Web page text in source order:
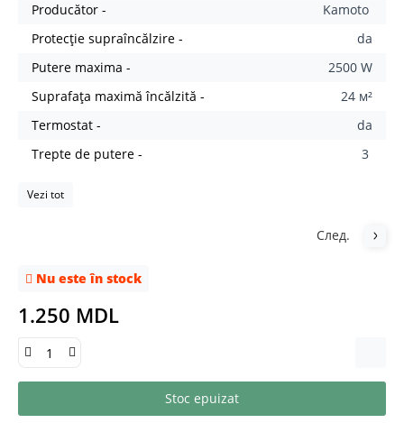
Producător -
Kamoto
Protecție supraîncălzire -
da
Putere maxima -
2500 W
Suprafața maximă încălzită -
24 м²
Termostat -
da
Trepte de putere -
3
Vezi tot
След.
Nu este în stock
1.250 MDL
Stoc epuizat